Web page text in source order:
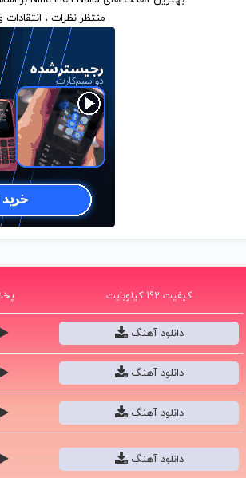
منتظر نظرات ،
کیفیت 192 کیلوبایت
دانلود آهنگ
دانلود آهنگ
دانلود آهنگ
دانلود آهنگ